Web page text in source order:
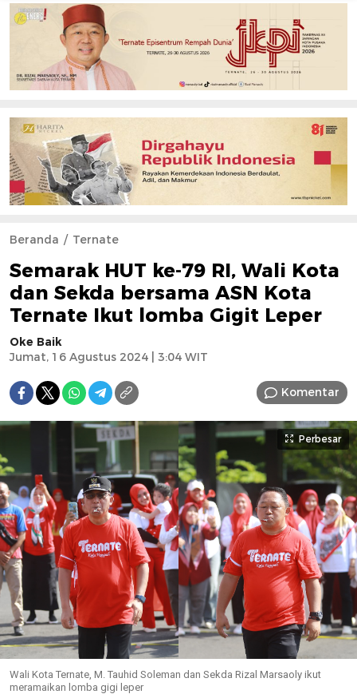
Beranda Ternate
Semarak HUT ke-79 RI, Wali Kota
dan Sekda bersama ASN Kota
Ternate Ikut lomba Gigit Leper
Oke Baik
Jumat, 16 Agustus 2024 | 3:04 WIT
Komentar
Perbesar
Wali Kota Ternate, M. Tauhid Soleman dan Sekda Rizal Marsaoly ikut
meramaikan lomba gigi leper